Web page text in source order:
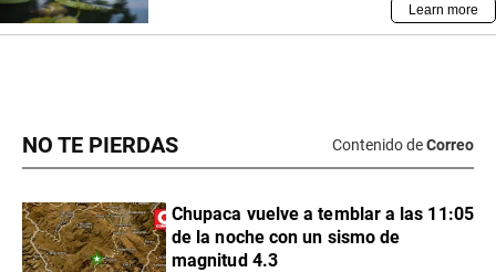
NO TE PIERDAS Contenido deCorreo
Chupaca vuelve a temblar a las 11:05
de la noche con un sismo de
magnitud 4.3